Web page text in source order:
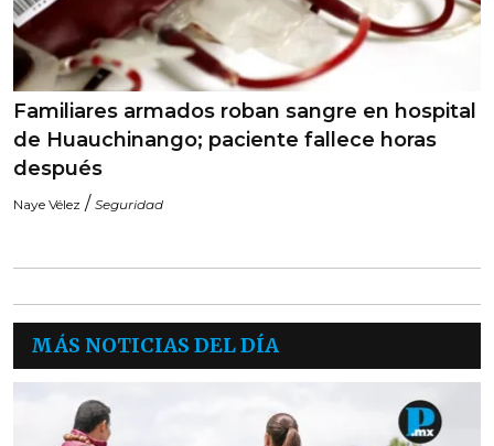
Familiares armados roban sangre en hospital
de Huauchinango; paciente fallece horas
después
Naye Vélez / Seguridad
MÁS NOTICIAS DEL DÍA